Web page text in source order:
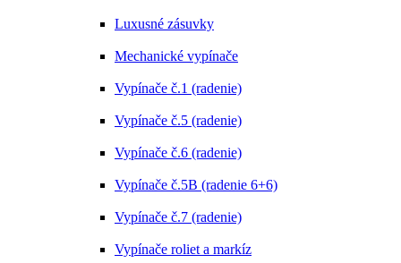
Luxusné zásuvky
Mechanické vypínače
Vypínače č.1 (radenie)
Vypínače č.5 (radenie)
Vypínače č.6 (radenie)
Vypínače č.5B (radenie 6+6)
Vypínače č.7 (radenie)
Vypínače roliet a markíz